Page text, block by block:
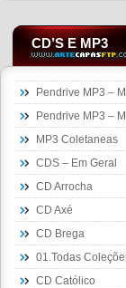
CD’S E MP3
Pendrive MP3 –
Pendrive MP3 –
MP3 Coletaneas
CDS – Em Geral
CD Arrocha
CD Axé
CD Brega
01.Todas
CD Católico